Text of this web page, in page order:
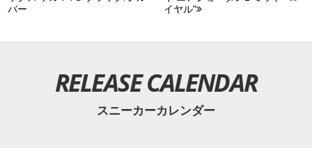
バー
イヤル"
RELEASE CALENDAR
スニーカーカレンダー